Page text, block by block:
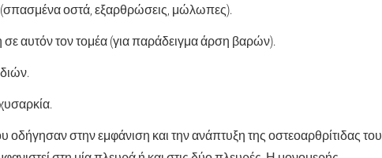
οστά, εξαρθρώσεις, μώλωπες).
αυτόν τον τομέα (για παράδειγμα άρση βαρών).
στην εμφάνιση και την ανάπτυξη της οστεοαρθρίτιδας του